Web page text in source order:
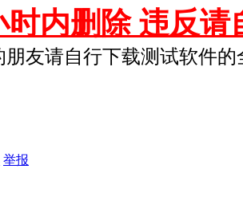
时内删除 违反
朋友请自行下载测试软件的
举报